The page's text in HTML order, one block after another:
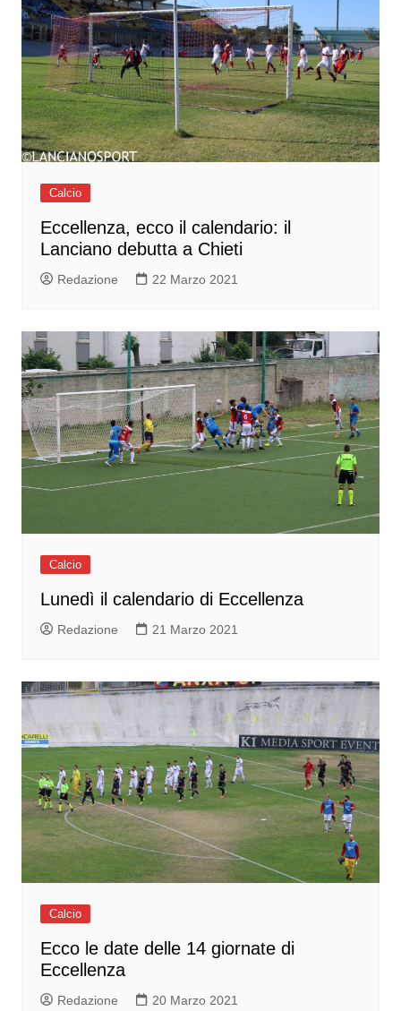
Calcio
Eccellenza, ecco il calendario: il
Lanciano debutta a Chieti
Redazione 22 Marzo 2021
Calcio
Lunedì il calendario di Eccellenza
Redazione 21 Marzo 2021
Calcio
Ecco le date delle 14 giornate di
Eccellenza
Redazione 20 Marzo 2021